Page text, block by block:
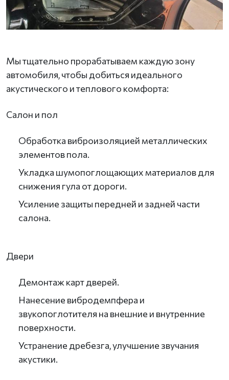
Мы тщательно прорабатываем каждую зону
автомобиля, чтобы добиться идеального
акустического и теплового комфорта:
Салон и пол
Обработка виброизоляцией металлических
элементов пола.
Укладка шумопоглощающих материалов для
снижения гула от дороги.
Усиление защиты передней и задней части
салона.
Двери
Демонтаж карт дверей.
Нанесение вибродемпфера и
звукопоглотителя на внешние и внутренние
поверхности.
Устранение дребезга, улучшение звучания
акустики.